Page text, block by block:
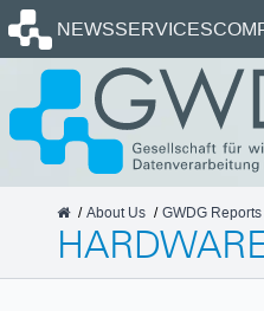
NEWSSERVICES
GWDG
About Us GWDG Reports